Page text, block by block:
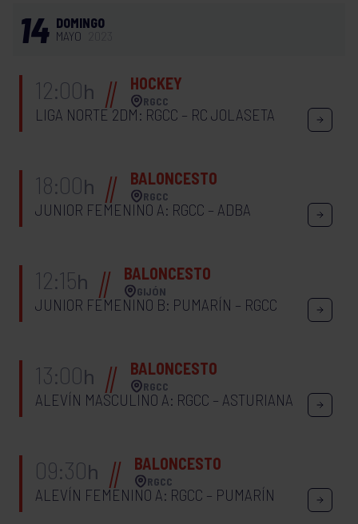
14 DOMINGO
MAYO
12:00h HOCKEY
RGCC
LIGA NORTE 2DM: RGCC – RC JOLASETA
18:00h BALONCESTO
RGCC
JUNIOR FEMENINO A: RGCC – ADBA
12:15h BALONCESTO
GIJÓN
JUNIOR FEMENINO B: PUMARÍN – RGCC
13:00h BALONCESTO
RGCC
ALEVÍN MASCULINO A: RGCC – ASTURIANA
09:30h BALONCESTO
RGCC
ALEVÍN FEMENINO A: RGCC – PUMARÍN